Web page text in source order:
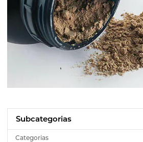
Categorias